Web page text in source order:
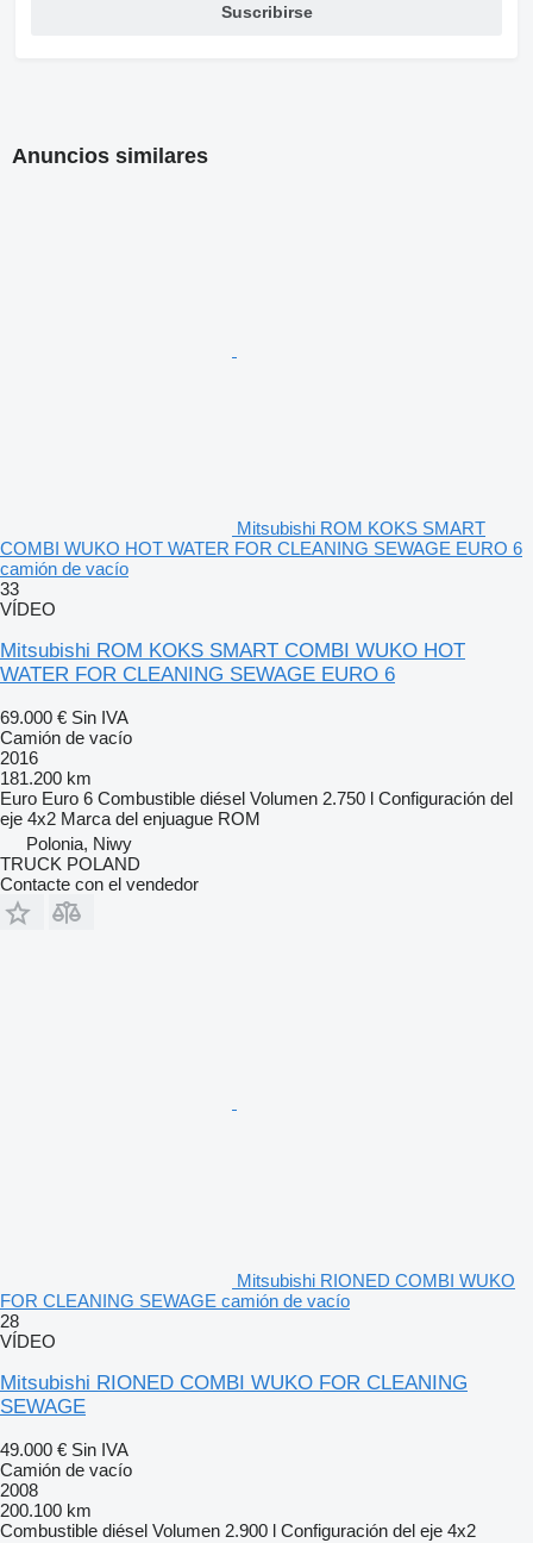
Suscribirse
Anuncios similares
Mitsubishi ROM KOKS SMART
COMBI WUKO HOT WATER FOR CLEANING SEWAGE EURO 6
camión de vacío
33
VÍDEO
Mitsubishi ROM KOKS SMART COMBI WUKO HOT
WATER FOR CLEANING SEWAGE EURO 6
69.000 € Sin IVA
Camión de vacío
2016
181.200 km
Euro Euro 6 Combustible diésel Volumen 2.750 l Configuración del
eje 4x2 Marca del enjuague ROM
Polonia, Niwy
TRUCK POLAND
Contacte con el vendedor
Mitsubishi RIONED COMBI WUKO
FOR CLEANING SEWAGE camión de vacío
28
VÍDEO
Mitsubishi RIONED COMBI WUKO FOR CLEANING
SEWAGE
49.000 € Sin IVA
Camión de vacío
2008
200.100 km
Combustible diésel Volumen 2.900 l Configuración del eje 4x2